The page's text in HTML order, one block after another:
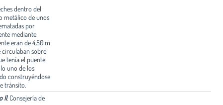
dentro del
metálico de unos
por
mediante
eran de 4,50 m
circulaban sobre
tenía el puente
uno de los
construyéndose
tránsito.
II. Consejería de